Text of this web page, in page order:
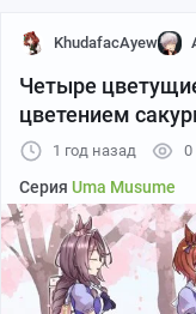
KhudafacAyew
Четыре
цветением
1 год назад 0
Серия Uma Musume